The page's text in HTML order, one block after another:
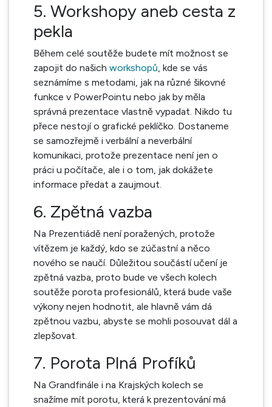
5. Workshopy aneb cesta z
pekla
Během celé soutěže budete mít možnost se
zapojit do našich workshopů, kde se vás
seznámíme s metodami, jak na různé šikovné
funkce v PowerPointu nebo jak by měla
správná prezentace vlastně vypadat. Nikdo tu
přece nestojí o grafické peklíčko. Dostaneme
se samozřejmě i verbální a neverbální
komunikaci, protože prezentace není jen o
práci u počítače, ale i o tom, jak dokážete
informace předat a zaujmout.
6. Zpětná vazba
Na Prezentiádě není poražených, protože
vítězem je každý, kdo se zúčastní a něco
nového se naučí. Důležitou součástí učení je
zpětná vazba, proto bude ve všech kolech
soutěže porota profesionálů, která bude vaše
výkony nejen hodnotit, ale hlavně vám dá
zpětnou vazbu, abyste se mohli posouvat dál a
zlepšovat.
7. Porota Plná Profíků
Na Grandfinále i na Krajských kolech se
snažíme mít porotu, která k prezentování má